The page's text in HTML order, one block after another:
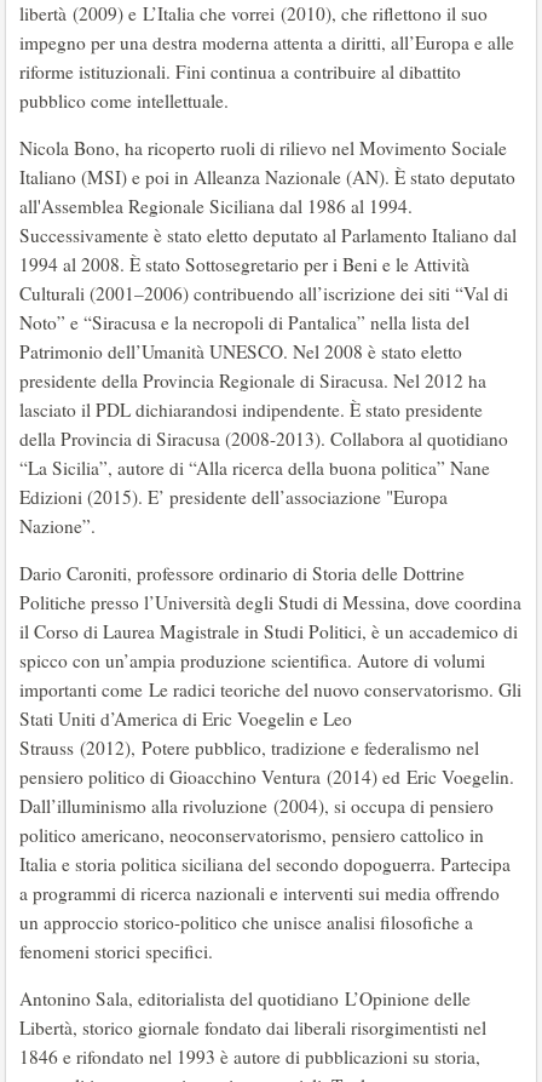
libertà (2009) e L’Italia che vorrei (2010), che riflettono il suo
impegno per una destra moderna attenta a diritti, all’Europa e alle
riforme istituzionali. Fini continua a contribuire al dibattito
pubblico come intellettuale.
Nicola Bono, ha ricoperto ruoli di rilievo nel Movimento Sociale
Italiano (MSI) e poi in Alleanza Nazionale (AN). È stato deputato
all'Assemblea Regionale Siciliana dal 1986 al 1994.
Successivamente è stato eletto deputato al Parlamento Italiano dal
1994 al 2008. È stato Sottosegretario per i Beni e le Attività
Culturali (2001–2006) contribuendo all’iscrizione dei siti “Val di
Noto” e “Siracusa e la necropoli di Pantalica” nella lista del
Patrimonio dell’Umanità UNESCO. Nel 2008 è stato eletto
presidente della Provincia Regionale di Siracusa. Nel 2012 ha
lasciato il PDL dichiarandosi indipendente. È stato presidente
della Provincia di Siracusa (2008-2013). Collabora al quotidiano
“La Sicilia”, autore di “Alla ricerca della buona politica” Nane
Edizioni (2015). E’ presidente dell’associazione "Europa
Nazione”.
Dario Caroniti, professore ordinario di Storia delle Dottrine
Politiche presso l’Università degli Studi di Messina, dove coordina
il Corso di Laurea Magistrale in Studi Politici, è un accademico di
spicco con un’ampia produzione scientifica. Autore di volumi
importanti come Le radici teoriche del nuovo conservatorismo. Gli
Stati Uniti d’America di Eric Voegelin e Leo
Strauss (2012), Potere pubblico, tradizione e federalismo nel
pensiero politico di Gioacchino Ventura (2014) ed Eric Voegelin.
Dall’illuminismo alla rivoluzione (2004), si occupa di pensiero
politico americano, neoconservatorismo, pensiero cattolico in
Italia e storia politica siciliana del secondo dopoguerra. Partecipa
a programmi di ricerca nazionali e interventi sui media offrendo
un approccio storico-politico che unisce analisi filosofiche a
fenomeni storici specifici.
Antonino Sala, editorialista del quotidiano L’Opinione delle
Libertà, storico giornale fondato dai liberali risorgimentisti nel
1846 e rifondato nel 1993 è autore di pubblicazioni su storia,